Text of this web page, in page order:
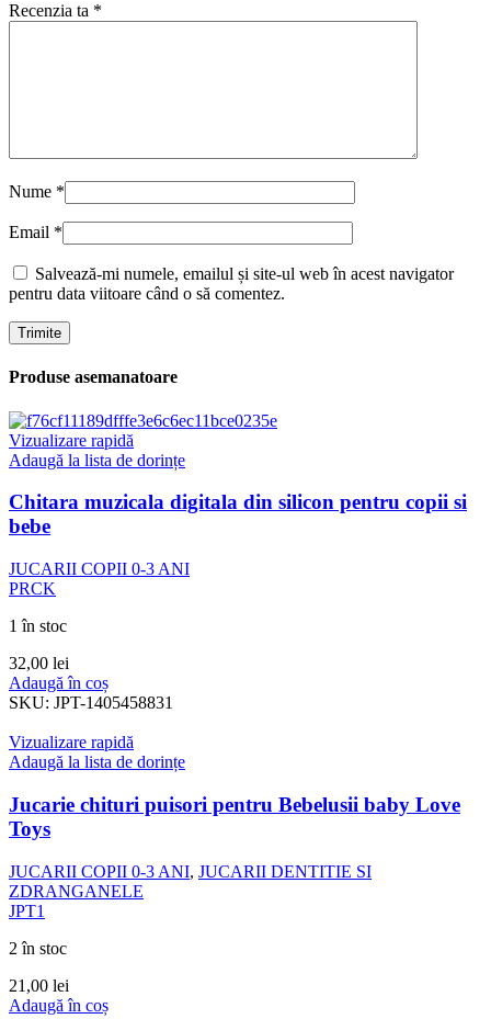
Recenzia ta *
Nume *
Email *
Salvează-mi numele, emailul și site-ul web în acest navigator
pentru data viitoare când o să comentez.
Produse asemanatoare
Vizualizare rapidă
Adaugă la lista de dorințe
Chitara muzicala digitala din silicon pentru copii si
bebe
JUCARII COPII 0-3 ANI
PRCK
1 în stoc
32,00 lei
Adaugă în coș
SKU: JPT-1405458831
Vizualizare rapidă
Adaugă la lista de dorințe
Jucarie chituri puisori pentru Bebelusii baby Love
Toys
JUCARII COPII 0-3 ANI, JUCARII DENTITIE SI
ZDRANGANELE
JPT1
2 în stoc
21,00 lei
Adaugă în coș